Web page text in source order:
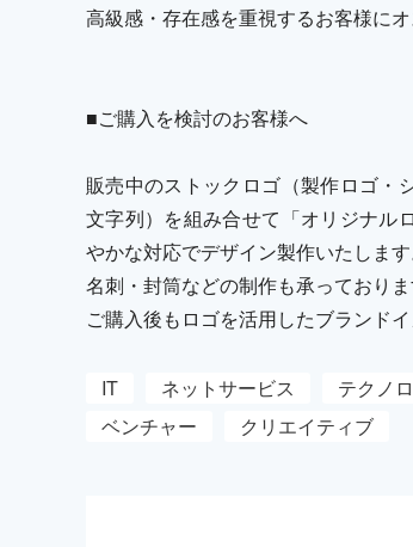
高級感・存在感を重視するお客様にオ
■ご購入を検討のお客様へ
販売中のストックロゴ（製作ロゴ・
文字列）を組み合せて「オリジナル
やかな対応でデザイン製作いたしま
名刺・封筒などの制作も承っておりま
ご購入後もロゴを活用したブランド
IT ネットサービス テクノ
ベンチャー
クリエイティブ